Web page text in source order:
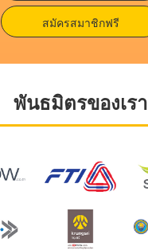
สมัครสมาชิกฟรี
พันธมิตรของเรา